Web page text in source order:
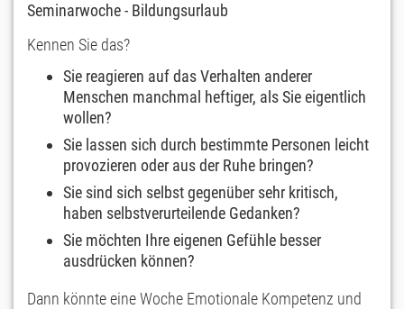
Seminarwoche - Bildungsurlaub
Kennen Sie das?
Sie reagieren auf das Verhalten anderer
Menschen manchmal heftiger, als Sie eigentlich
wollen?
Sie lassen sich durch bestimmte Personen leicht
provozieren oder aus der Ruhe bringen?
Sie sind sich selbst gegenüber sehr kritisch,
haben selbstverurteilende Gedanken?
Sie möchten Ihre eigenen Gefühle besser
ausdrücken können?
Dann könnte eine Woche Emotionale Kompetenz und